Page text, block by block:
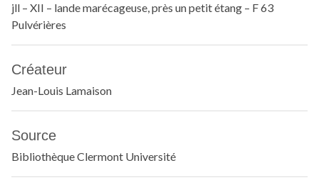
jll – XII – lande marécageuse, près un petit étang – F 63
Pulvérières
Créateur
Jean-Louis Lamaison
Source
Bibliothèque Clermont Université